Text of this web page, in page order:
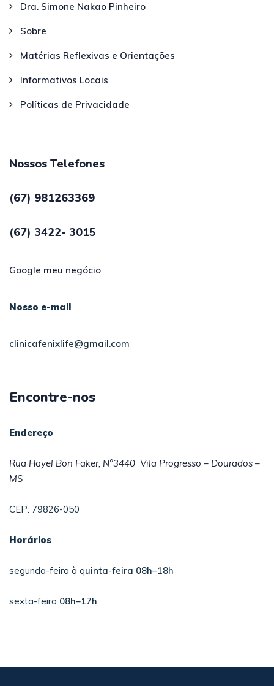
Dra. Simone Nakao Pinheiro
Sobre
Matérias Reflexivas e Orientações
Informativos Locais
Políticas de Privacidade
Nossos Telefones
(67) 981263369
(67) 3422- 3015
Google meu negócio
Nosso e-mail
clinicafenixlife@gmail.com
Encontre-nos
Endereço
Rua Hayel Bon Faker, N°3440 Vila Progresso – Dourados –
MS
CEP: 79826-050
Horários
segunda-feira à quinta-feira 08h–18h
sexta-feira 08h–17h